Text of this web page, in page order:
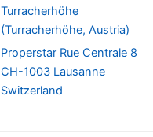
Turracherhöhe
(Turracherhöhe, Austria)
Properstar Rue Centrale 8
CH-1003 Lausanne
Switzerland